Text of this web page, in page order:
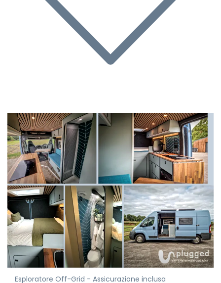
Esploratore Off-Grid - Assicurazione inclusa